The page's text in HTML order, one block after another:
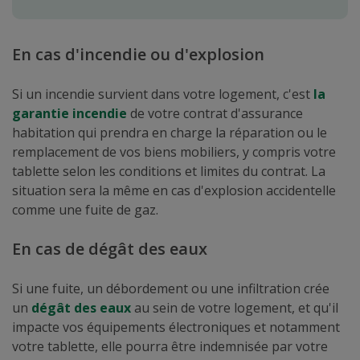
En cas d'incendie ou d'explosion
Si un incendie survient dans votre logement, c'est la
garantie incendie de votre contrat d'assurance
habitation qui prendra en charge la réparation ou le
remplacement de vos biens mobiliers, y compris votre
tablette selon les conditions et limites du contrat. La
situation sera la même en cas d'explosion accidentelle
comme une fuite de gaz.
En cas de dégât des eaux
Si une fuite, un débordement ou une infiltration crée
un dégât des eaux au sein de votre logement, et qu'il
impacte vos équipements électroniques et notamment
votre tablette, elle pourra être indemnisée par votre